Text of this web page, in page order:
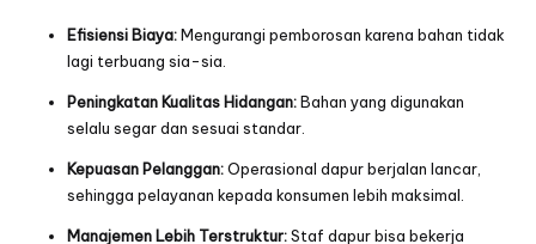
Efisiensi Biaya:Mengurangi pemborosan karena bahan tidak
lagi terbuang sia-sia.
Peningkatan Kualitas Hidangan:Bahan yang digunakan
selalu segar dan sesuai standar.
Kepuasan Pelanggan:Operasional dapur berjalan lancar,
sehingga pelayanan kepada konsumen lebih maksimal.
Manajemen Lebih Terstruktur:Staf dapur bisa bekerja